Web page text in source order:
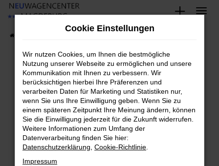
Zum
springen
Fehler: Network Error
Beim Laden ist ein Fehler aufgetreten.
Hier sind ein paar Tipps, die dir helfen können:
Überprüfe deine Firewall und deine
Internetverbindung.
Laden andere Webseiten, zum Beispiel deine
Suchmaschine?
Cookie Einstellungen
Wir nutzen Cookies, um Ihnen die bestmögliche
Nutzung unserer Webseite zu ermöglichen und unsere
Kommunikation mit Ihnen zu verbessern. Wir
berücksichtigen hierbei Ihre Präferenzen und
verarbeiten Daten für Marketing und Statistiken nur,
wenn Sie uns Ihre Einwilligung geben. Wenn Sie zu
einem späteren Zeitpunkt Ihre Meinung ändern, können
Sie die Einwilligung jederzeit für die Zukunft widerrufen.
Weitere Informationen zum Umfang der
Datenverarbeitung finden Sie hier:
Datenschutzerklärung Cookie-Richtlinie
Impressum